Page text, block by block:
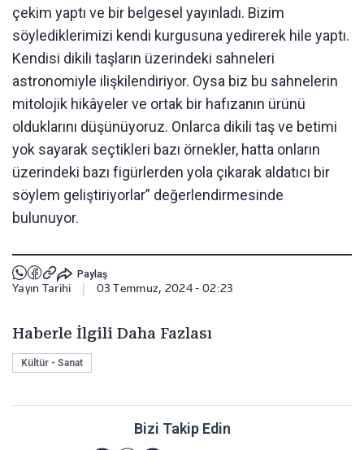
çekim yaptı ve bir belgesel yayınladı. Bizim
söylediklerimizi kendi kurgusuna yedirerek hile yaptı.
Kendisi dikili taşların üzerindeki sahneleri
astronomiyle ilişkilendiriyor. Oysa biz bu sahnelerin
mitolojik hikâyeler ve ortak bir hafızanın ürünü
olduklarını düşünüyoruz. Onlarca dikili taş ve betimi
yok sayarak seçtikleri bazı örnekler, hatta onların
üzerindeki bazı figürlerden yola çıkarak aldatıcı bir
söylem geliştiriyorlar” değerlendirmesinde
bulunuyor.
Paylaş
Yayın Tarihi 03 Temmuz, 2024 - 02:23
Haberle İlgili Daha Fazlası
Kültür - Sanat
Bizi Takip Edin